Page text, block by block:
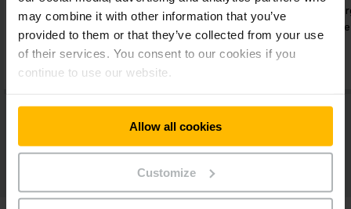
may combine it with other information that you’ve
provided to them or that they’ve collected from your use
of their services. You consent to our cookies if you
continue to use our website.
Allow all cookies
Customize
maximaler Verfügbarkeit.